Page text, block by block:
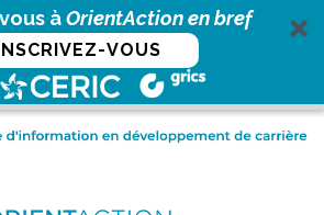
àOrientAction en bref
VOUS